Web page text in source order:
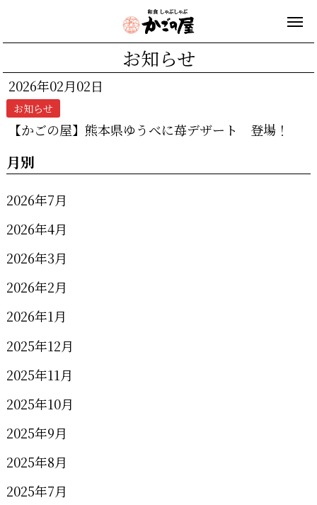
お知らせ
2026年02月02日
お知らせ
【かごの屋】熊本県ゆうべに苺デザート 登場！
月別
2026年7月
2026年4月
2026年3月
2026年2月
2026年1月
2025年12月
2025年11月
2025年10月
2025年9月
2025年8月
2025年7月